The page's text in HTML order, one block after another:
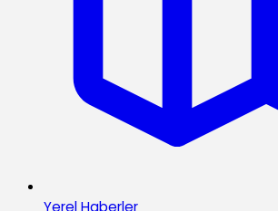
Yerel Haberler